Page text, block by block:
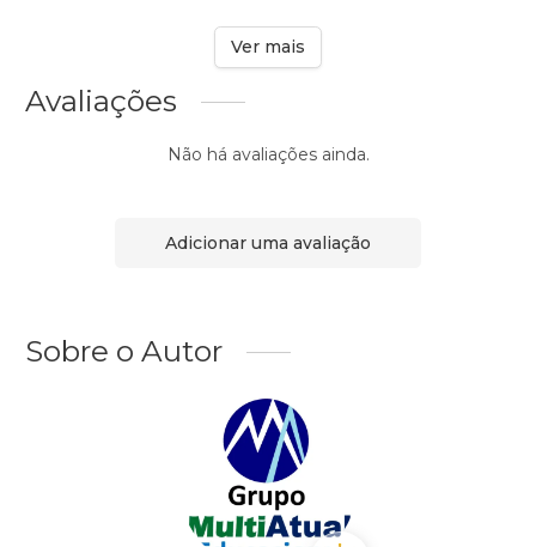
Ver mais
Avaliações
Não há avaliações ainda.
Adicionar uma avaliação
Sobre o Autor